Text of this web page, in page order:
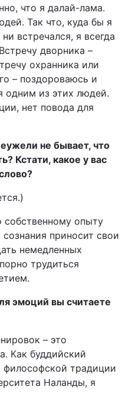
что я далай-лама.
Так что, куда бы я
встречался, я всегда
дворника –
охранника или
– поздороваюсь и
одним из этих людей.
нет повода для
не бывает, что
Кстати, какое у вас
собственному опыту
приносит свои
немедленных
трудиться
эмоций вы считаете
– это
Как буддийский
традиции
Наланды, я